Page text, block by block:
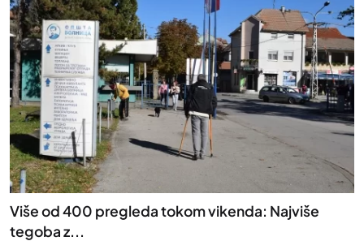
Više od 400 pregleda tokom vikenda: Najviše
tegoba z...